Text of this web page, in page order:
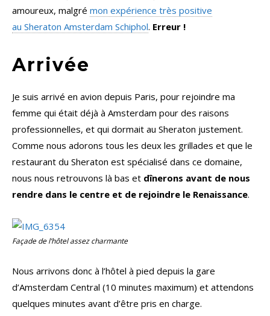
amoureux, malgré mon expérience très positive
au Sheraton Amsterdam Schiphol. Erreur !
Arrivée
Je suis arrivé en avion depuis Paris, pour rejoindre ma
femme qui était déjà à Amsterdam pour des raisons
professionnelles, et qui dormait au Sheraton justement.
Comme nous adorons tous les deux les grillades et que le
restaurant du Sheraton est spécialisé dans ce domaine,
nous nous retrouvons là bas et dînerons avant de nous
rendre dans le centre et de rejoindre le Renaissance.
Façade de l’hôtel assez charmante
Nous arrivons donc à l’hôtel à pied depuis la gare
d’Amsterdam Central (10 minutes maximum) et attendons
quelques minutes avant d’être pris en charge.